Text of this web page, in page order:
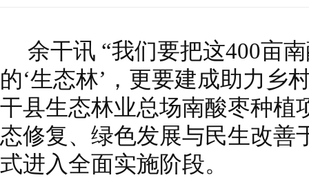
余干讯 “我们要把这400亩
的‘生态林’，更要建成助力乡
干县生态林业总场南酸枣种植
态修复、绿色发展与民生改善
式进入全面实施阶段。